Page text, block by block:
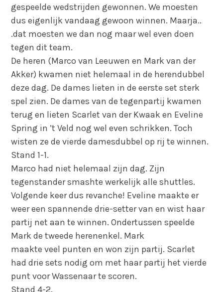
gespeelde wedstrijden gewonnen. We moesten
dus eigenlijk vandaag gewoon winnen. Maarja..
.dat moesten we dan nog maar wel even doen
tegen dit team.
De heren (Marco van Leeuwen en Mark van der
Akker) kwamen niet helemaal in de herendubbel
deze dag. De dames lieten in de eerste set sterk
spel zien. De dames van de tegenpartij kwamen
terug en lieten Scarlet van der Kwaak en Eveline
Spring in ’t Veld nog wel even schrikken. Toch
wisten ze de vierde damesdubbel op rij te winnen.
Stand 1-1.
Marco had niet helemaal zijn dag. Zijn
tegenstander smashte werkelijk alle shuttles.
Volgende keer dus revanche! Eveline maakte er
weer een spannende drie-setter van en wist haar
partij net aan te winnen. Ondertussen speelde
Mark de tweede herenenkel. Mark
maakte veel punten en won zijn partij. Scarlet
had drie sets nodig om met haar partij het vierde
punt voor Wassenaar te scoren.
Stand 4-2.